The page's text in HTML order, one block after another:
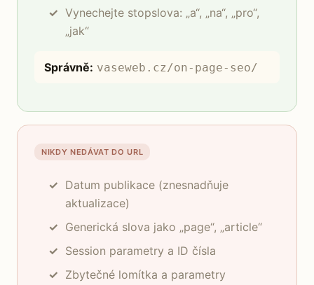
Vynechejte stopslova: „a“, „na“, „pro“,
„jak“
Správně: vaseweb.cz/on-page-seo/
NIKDY NEDÁVAT DO URL
Datum publikace (znesnadňuje
aktualizace)
Generická slova jako „page“, „article“
Session parametry a ID čísla
Zbytečné lomítka a parametry